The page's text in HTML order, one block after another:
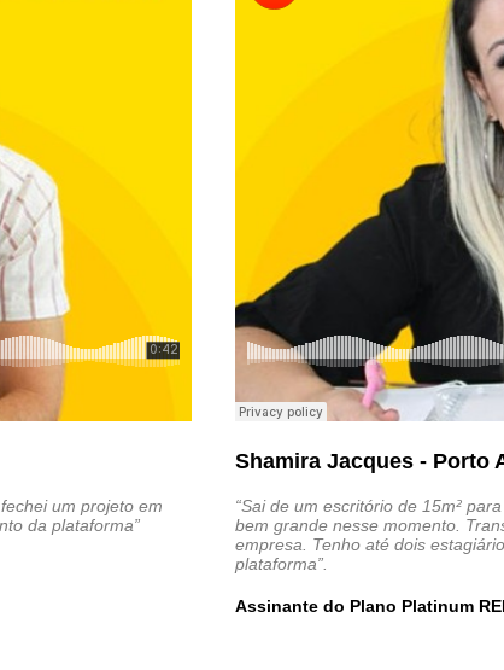
um projeto em
da plataforma”
Shamira Jacques - Porto
“Sai de um escritório de 15m²
bem grande nesse momento.
empresa. Tenho até dois
plataforma”.
Assinante do Plano Platinum